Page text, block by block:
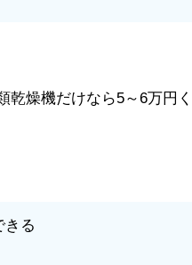
乾燥機だけなら5～6万円
きる